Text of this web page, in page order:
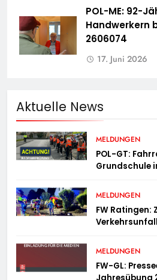
POL-ME: 92-
Handwerkern
2606074
17. Juni 2026
Aktuelle News
MELDUNGEN
POL-GT:
Grundschule
MELDUNGEN
FW Ratingen:
MELDUNGEN
FW-GL: